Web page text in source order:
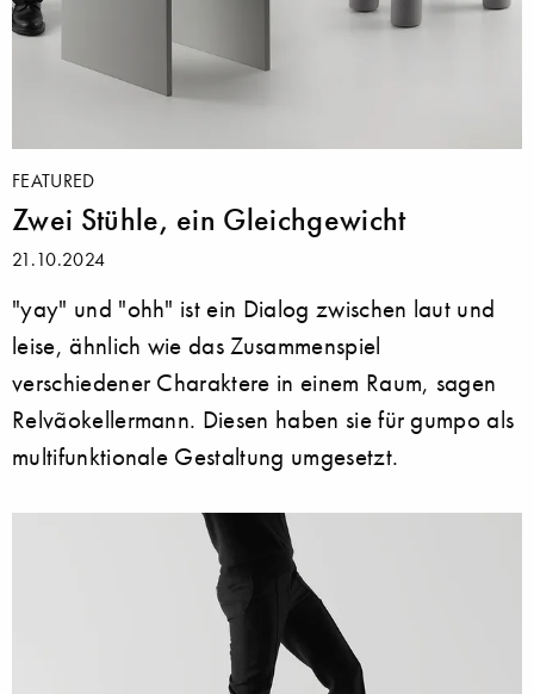
FEATURED
Zwei Stühle, ein Gleichgewicht
21.10.2024
"yay" und "ohh" ist ein Dialog zwischen laut und
leise, ähnlich wie das Zusammenspiel
verschiedener Charaktere in einem Raum, sagen
Relvãokellermann. Diesen haben sie für gumpo als
multifunktionale Gestaltung umgesetzt.